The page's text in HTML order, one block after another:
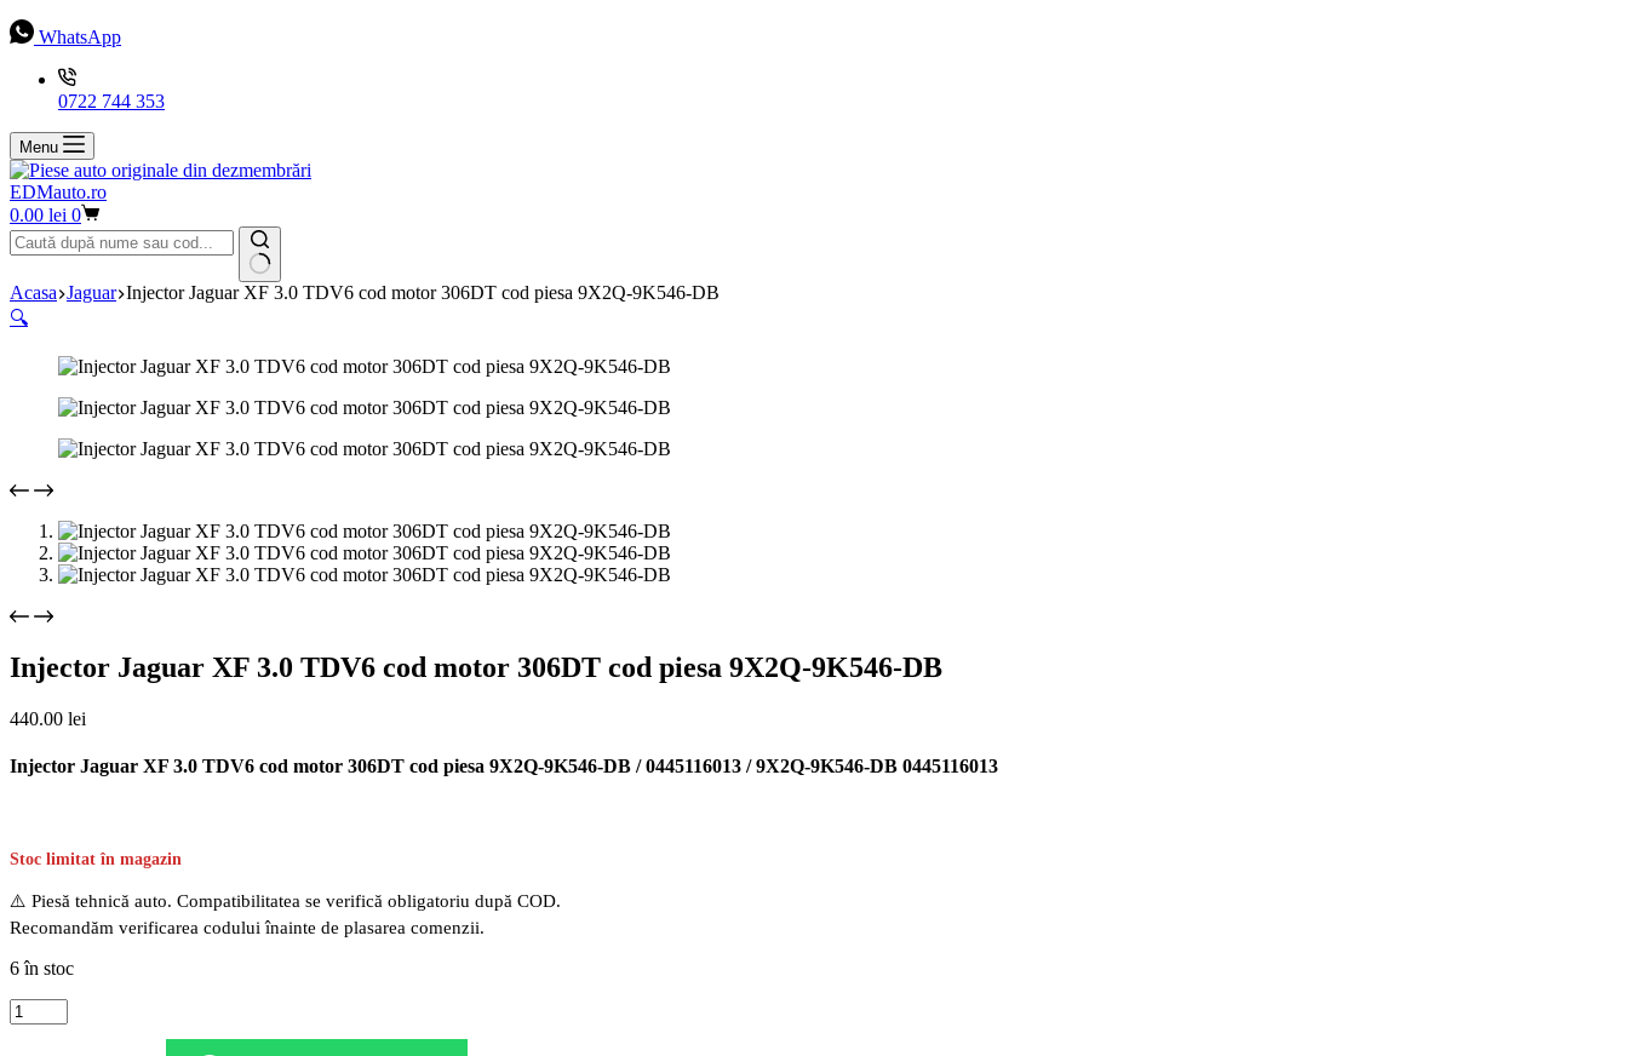
WhatsApp
0722 744 353
Menu
EDMauto.ro
Coș
de
cumpărături
0.00 lei 0
Niciun
rezultat
Acasa Jaguar Injector Jaguar XF 3.0 TDV6 cod motor 306DT cod piesa 9X2Q-9K546-DB
🔍
Injector Jaguar XF 3.0 TDV6 cod motor 306DT cod piesa 9X2Q-9K546-DB
440.00 lei
Injector Jaguar XF 3.0 TDV6 cod motor 306DT cod piesa 9X2Q-9K546-DB / 0445116013 / 9X2Q-9K546-DB 0445116013
Stoc limitat în magazin
⚠️ Piesă tehnică auto. Compatibilitatea se verifică obligatoriu după COD.
Recomandăm verificarea codului înainte de plasarea comenzii.
6 în stoc
Cantitate
Injector